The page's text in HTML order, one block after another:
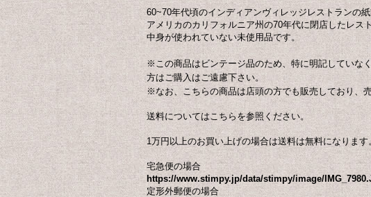
60~70年代頃のインディアンヴィレッジレストランの
アメリカのカリフォルニア州の70年代に閉店したレス
中身が使われていない未使用品です。
※この商品はビンテージ品のため、特に明記していな
方はご購入はご遠慮下さい。
※なお、こちらの商品は店頭の方でも販売しており、
送料についてはこちらを参照ください。
1万円以上のお買い上げの場合は送料は無料になります
宅急便の場合
https://www.stimpy.jp/data/stimpy/image/
定形外郵便の場合